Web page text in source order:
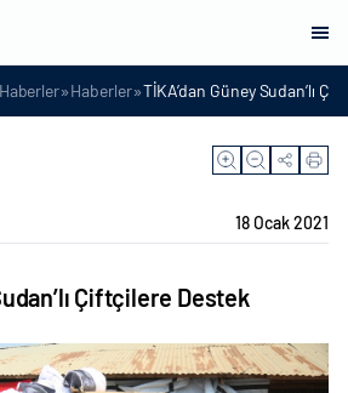
Haberler»Haberler»TİKA’dan Güney Sudan’lı
18 Ocak 2021
Çiftçilere Destek